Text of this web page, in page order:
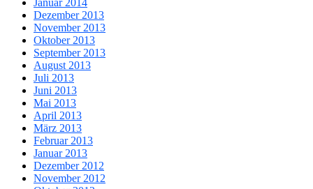
Dezember 2013
November 2013
Oktober 2013
September 2013
August 2013
Juli 2013
Juni 2013
Mai 2013
April 2013
März 2013
Februar 2013
Januar 2013
Dezember 2012
November 2012